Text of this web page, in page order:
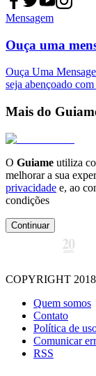
Mensagem
Ouça uma
Ouça Uma
seja abençoado
Mais do
O Guiame utiliza
melhorar a sua
privacidade e, ao
condições
Continuar
COPYRIGHT
Quem somos
Contato
Política de
Comunicar
RSS